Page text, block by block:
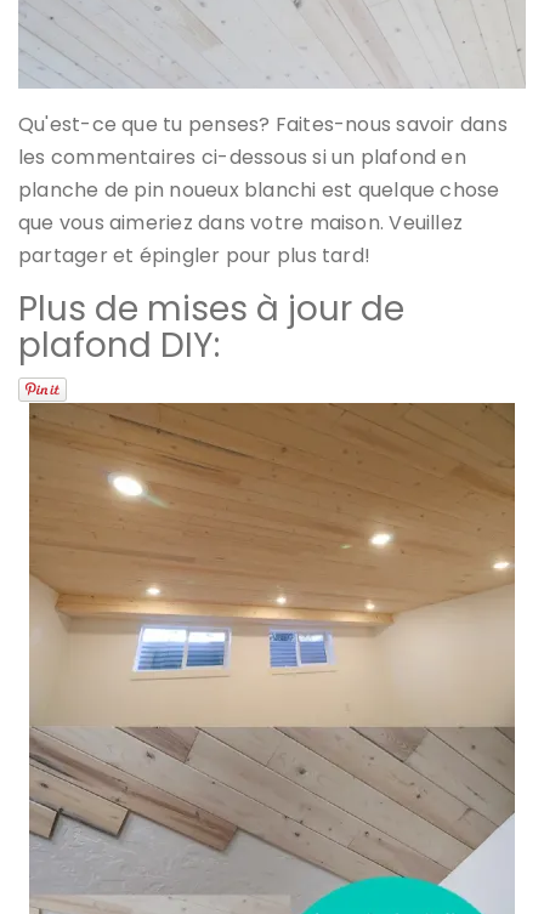
Qu'est-ce que tu penses? Faites-nous savoir dans
les commentaires ci-dessous si un plafond en
planche de pin noueux blanchi est quelque chose
que vous aimeriez dans votre maison. Veuillez
partager et épingler pour plus tard!
Plus de mises à jour de
plafond DIY: